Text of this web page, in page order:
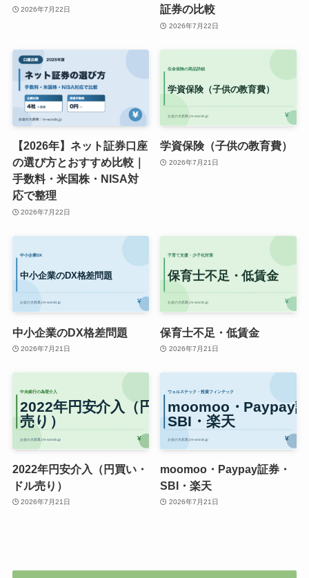
2026年7月22日
証券の比較
2026年7月22日
【2026年】ネット証券口座
の選び方とおすすめ比較｜
手数料・米国株・NISA対
応で整理
2026年7月22日
学資保険（子供の教育費）
2026年7月21日
中小企業のDX格差問題
2026年7月21日
保育士不足・低賃金
2026年7月21日
2022年円安介入（円買い・
ドル売り）
2026年7月21日
moomoo・Paypay証券・
SBI・楽天
2026年7月21日